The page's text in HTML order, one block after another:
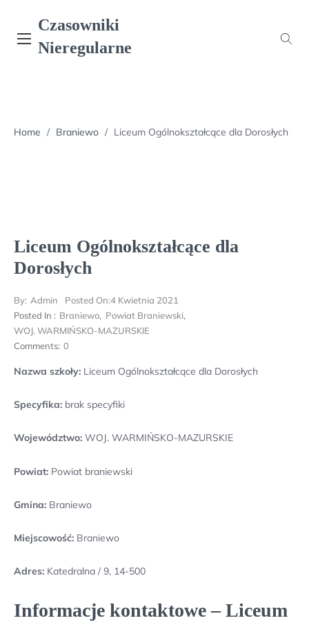
content
Czasowniki
Nieregularne
Home / Braniewo / Liceum Ogólnokształcące dla Dorosłych
Liceum Ogólnokształcące dla
Dorosłych
By: Admin Posted On:4 Kwietnia 2021
Posted In : Braniewo, Powiat Braniewski,
WOJ. WARMIŃSKO-MAZURSKIE
Comments: 0
Nazwa szkoły: Liceum Ogólnokształcące dla Dorosłych
Specyfika: brak specyfiki
Województwo: WOJ. WARMIŃSKO-MAZURSKIE
Powiat: Powiat braniewski
Gmina: Braniewo
Miejscowość: Braniewo
Adres: Katedralna / 9, 14-500
Informacje kontaktowe – Liceum